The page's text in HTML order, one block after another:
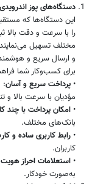
دستگاه‌های پوز
این دستگاه‌ها که
را با سرعت و دقت بالا
مختلف تسهیل
و ارسال سریع و
برای کسب‌وکار شما
• پرداخت سریع و آسان:
مؤدیان با سرعت بالا و
• امکان پرداخت با چند
بانک‌های مختلف.
• رابط کاربری ساده و
کاربران.
• استعلامات احراز هویت
به‌صورت خودکار.